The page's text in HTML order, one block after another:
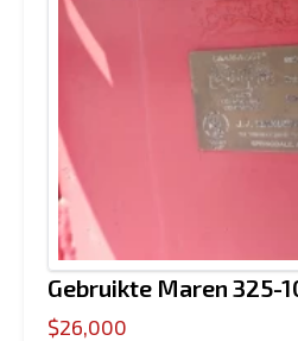
Gebruikte Maren 325-
$26,000